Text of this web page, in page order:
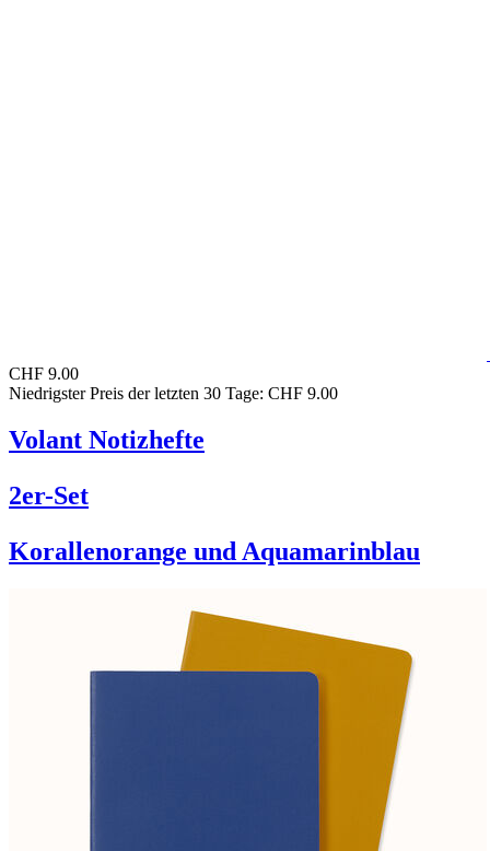
CHF 9.00
Niedrigster Preis der letzten 30 Tage: CHF 9.00
Volant Notizhefte
2er-Set
Korallenorange und Aquamarinblau